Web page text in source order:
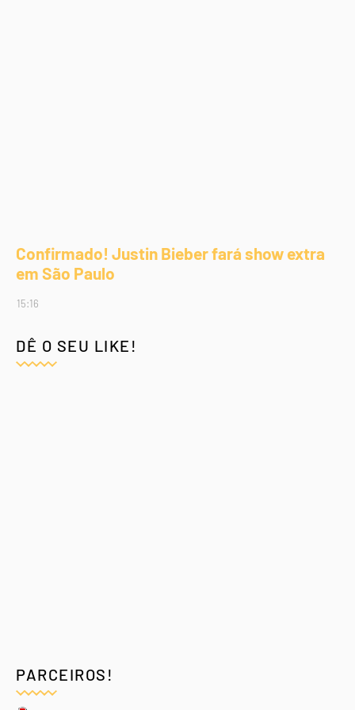
Confirmado! Justin Bieber fará show extra
em São Paulo
15:16
DÊ O SEU LIKE!
PARCEIROS!